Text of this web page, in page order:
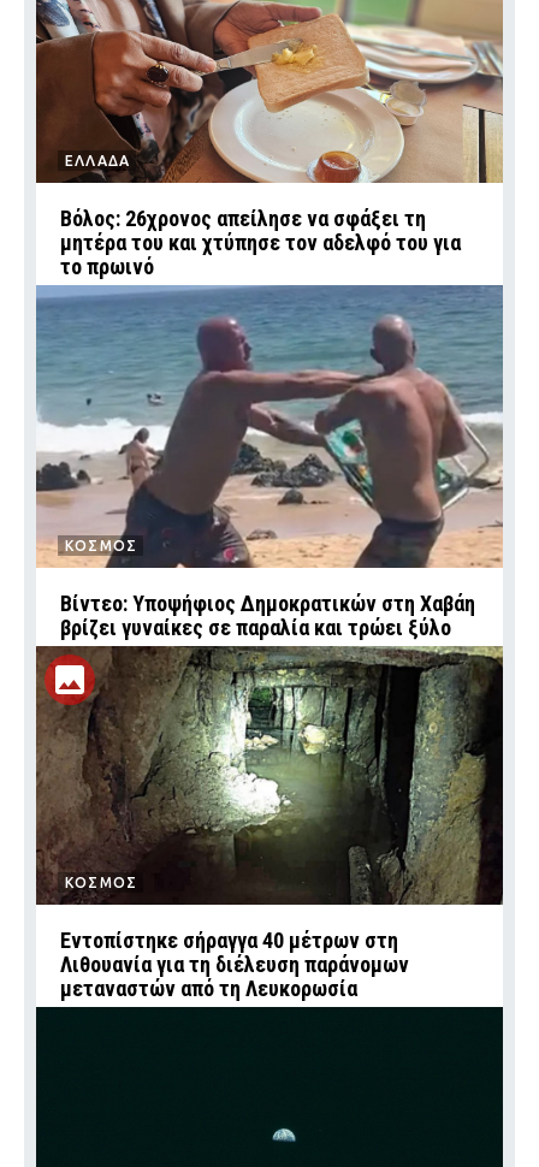
ΕΛΛΑΔΑ
Βόλος: 26χρονος απείλησε να σφάξει τη
μητέρα του και χτύπησε τον αδελφό του για
το πρωινό
ΚΟΣΜΟΣ
Βίντεο: Υποψήφιος Δημοκρατικών στη Χαβάη
βρίζει γυναίκες σε παραλία και τρώει ξύλο
ΚΟΣΜΟΣ
Εντοπίστηκε σήραγγα 40 μέτρων στη
Λιθουανία για τη διέλευση παράνομων
μεταναστών από τη Λευκορωσία